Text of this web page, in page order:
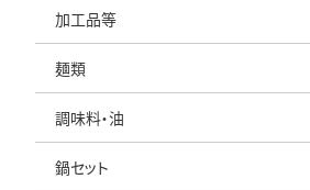
加工品等
麺類
調味料・油
鍋セット